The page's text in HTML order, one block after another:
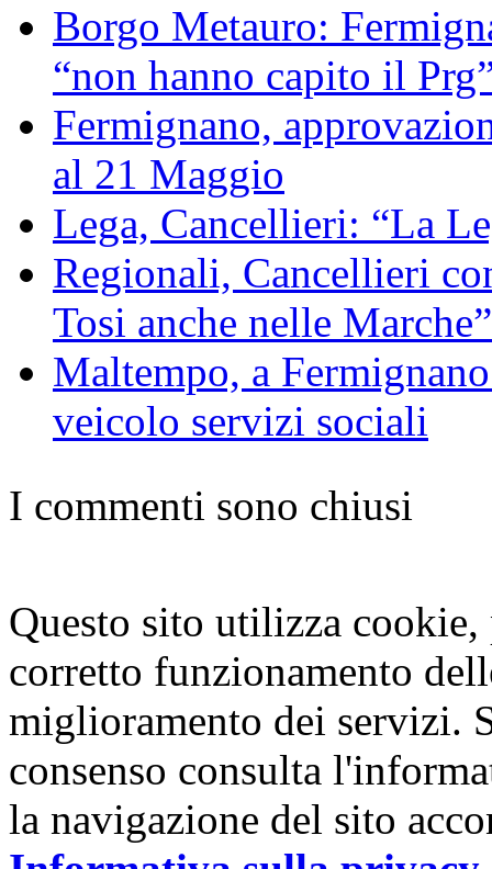
Borgo Metauro:
“non hanno capito il
Fermignano,
al 21 Maggio
Lega, Cancellieri: “La
Regionali, Cancellieri
Tosi anche nelle Marche”
Maltempo, a
veicolo servizi sociali
I commenti sono chiusi
Questo sito utilizza
corretto funzionamento
miglioramento dei servizi.
consenso consulta
la navigazione del sito